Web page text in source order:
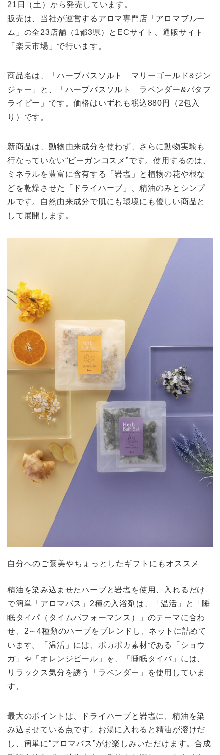
21日（土）から発売しています。
販売は、当社が運営するアロマ専門店「アロマブルー
ム」の全23店舗（1都3県）とECサイト、通販サイト
「楽天市場」で行います。
商品名は、「ハーブバスソルト マリーゴールド&ジン
ジャー」と、「ハーブバスソルト ラベンダー&バタフ
ライピー」です。価格はいずれも税込880円（2包入
り）です。
新商品は、動物由来成分を使わず、さらに動物実験も
行なっていない“ビーガンコスメ”です。使用するのは、
ミネラルを豊富に含有する「岩塩」と植物の花や根な
どを乾燥させた「ドライハーブ」、精油のみとシンプ
ルです。自然由来成分で肌にも環境にも優しい商品と
して展開します。
自分へのご褒美やちょっとしたギフトにもオススメ
精油を染み込ませたハーブと岩塩を使用、入れるだけ
で簡単「アロマバス」2種の入浴剤は、「温活」と「睡
眠タイパ（タイムパフォーマンス）」のテーマに合わ
せ、2～4種類のハーブをブレンドし、ネットに詰めて
います。「温活」には、ポカポカ素材である「ショウ
ガ」や「オレンジピール」を、「睡眠タイパ」には、
リラックス気分を誘う「ラベンダー」を使用していま
す。
最大のポイントは、ドライハーブと岩塩に、精油を染
み込ませている点です。お湯に入れると精油が溶けだ
し、簡単に“アロマバス”がお楽しみいただけます。合成